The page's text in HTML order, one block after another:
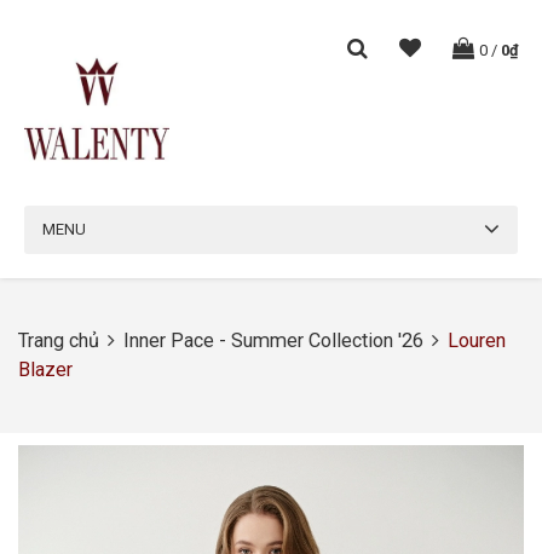
0 / 0₫
MENU
Trang chủ Inner Pace - Summer Collection '26
Louren
Blazer